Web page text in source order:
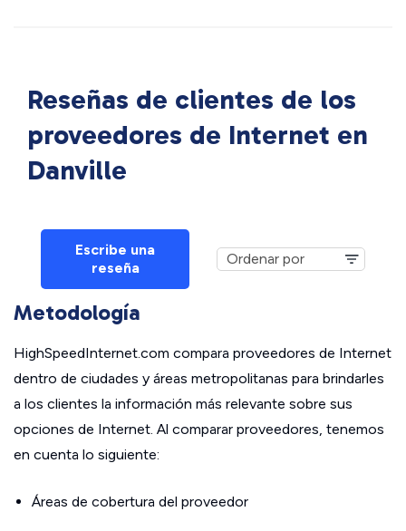
Reseñas de clientes de los
proveedores de Internet en
Danville
Escribe una
reseña
Metodología
HighSpeedInternet.com compara proveedores de Internet
dentro de ciudades y áreas metropolitanas para brindarles
a los clientes la información más relevante sobre sus
opciones de Internet. Al comparar proveedores, tenemos
en cuenta lo siguiente:
Áreas de cobertura del proveedor